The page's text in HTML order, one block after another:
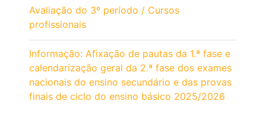
Avaliação do 3º período / Cursos
profissionais
Informação: Afixação de pautas da 1.ª fase e
calendarização geral da 2.ª fase dos exames
nacionais do ensino secundário e das provas
finais de ciclo do ensino básico 2025/2026